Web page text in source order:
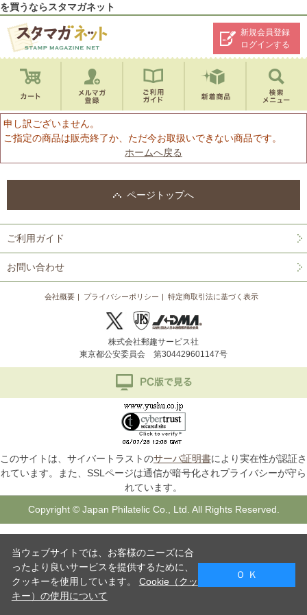
を買うならスタマガネット
新規会員登録
ログインする
申し訳ございません。
ご指定の商品は販売終了か、ただ今お取扱いできない商品です。
ホームへ戻る
ページトップへ
ご利用ガイド
お問い合わせ
会社概要 プライバシーポリシー 特定商取引法に基づく表示
株式会社郵趣サービス社
東京都公安委員会 第304429601147号
このサイトは、サイバートラストのサーバ証明書により実在性が認証さ
れています。また、SSLページは通信が暗号化されプライバシーが守ら
れています。
Copyright © Japan Philatelic Co., Ltd. All Rights Reserved.
当ウェブサイトでは、お客様のニーズに合
ったより良いサービスを提供するために、
クッキーを使用しています。 Cookie（クッ
キー）の使用について
Ｏ Ｋ